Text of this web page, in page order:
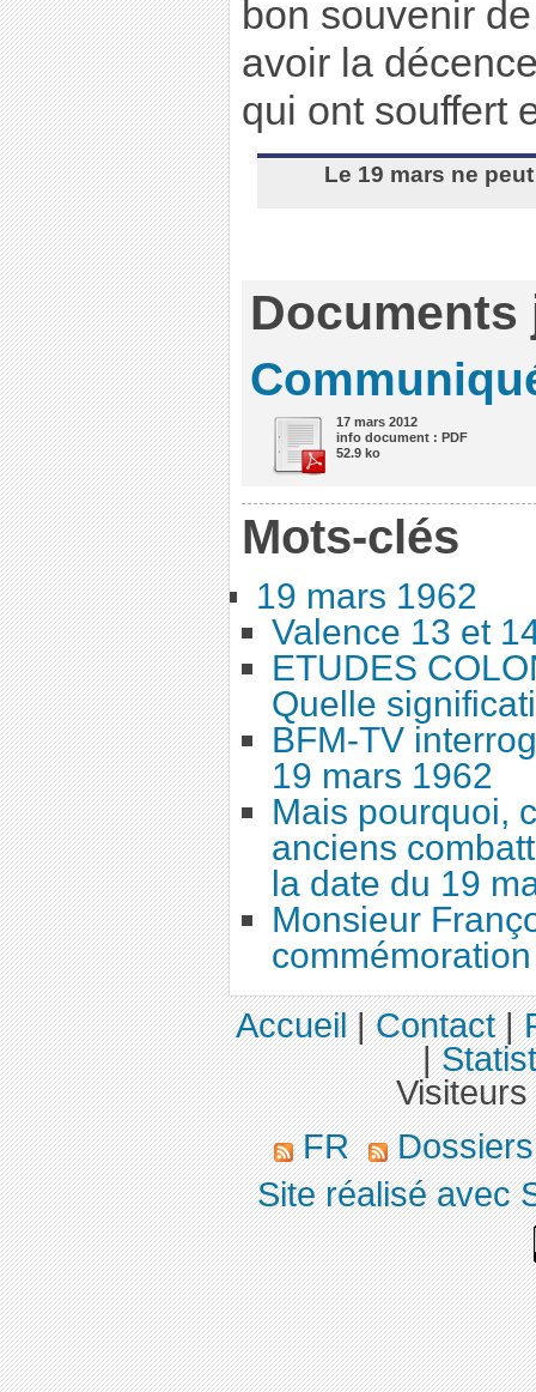
bon souvenir
avoir la
qui ont souffert
Le 19 mars ne
Documents
17 mars 2012
info document : PDF
52.9 ko
Mots-clés
19 mars 1962
Valence 13 et
ETUDES
Quelle
BFM-TV
19 mars 1962
Mais pourquoi,
anciens
la date du 19
Monsieur
Accueil|Contact|
|
FR
Site réalisé avec